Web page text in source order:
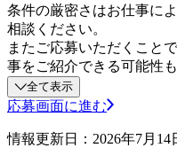
条件の厳密さはお仕事に
相談ください。
またご応募いただくこと
事をご紹介できる可能性
全て表示
応募画面に進む
情報更新日：2026年7月14